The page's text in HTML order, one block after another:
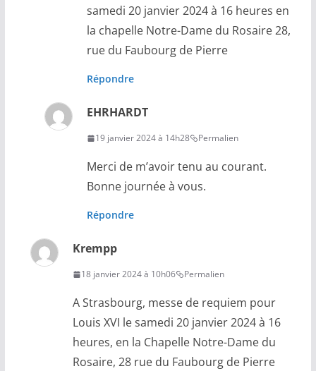
samedi 20 janvier 2024 à 16 heures en
la chapelle Notre-Dame du Rosaire 28,
rue du Faubourg de Pierre
Répondre
EHRHARDT
19 janvier 2024 à 14h28 Permalien
Merci de m’avoir tenu au courant.
Bonne journée à vous.
Répondre
Krempp
18 janvier 2024 à 10h06 Permalien
A Strasbourg, messe de requiem pour
Louis XVI le samedi 20 janvier 2024 à 16
heures, en la Chapelle Notre-Dame du
Rosaire, 28 rue du Faubourg de Pierre